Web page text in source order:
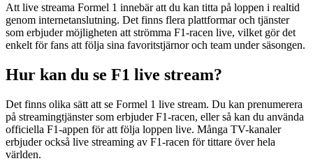
Att live streama Formel 1 innebär att du kan titta på loppen i realtid
genom internetanslutning. Det finns flera plattformar och tjänster
som erbjuder möjligheten att strömma F1-racen live, vilket gör det
enkelt för fans att följa sina favoritstjärnor och team under säsongen.
Hur kan du se F1 live stream?
Det finns olika sätt att se Formel 1 live stream. Du kan prenumerera
på streamingtjänster som erbjuder F1-racen, eller så kan du använda
officiella F1-appen för att följa loppen live. Många TV-kanaler
erbjuder också live streaming av F1-racen för tittare över hela
världen.